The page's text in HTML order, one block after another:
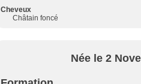
Cheveux
Châtain foncé
Née le 2